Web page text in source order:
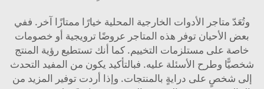
وتُعَدّ متاجر الأدوات الخارجية المحلية خيارًا ممتازًا آخر. ففي
بعض الأحيان توفر هذه المتاجر عروضًا ترويجية أو خصومات
خاصة على مستلزمات التخييم. كما أنك تستطيع رؤية المنتج
شخصيًّا وطرح الأسئلة عليه. فبالتأكيد يكون من المفيد التحدث
إلى شخصٍ على درايةٍ بالمنتجات. وإذا أردت توفير المزيد من